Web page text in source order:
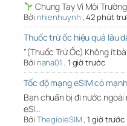
Chung Tay Vì Môi
Bởi nhienhuynh ,42 phút
Thuốc trừ ốc hiệu quả lâu
"(Thuốc Trừ Ốc) Không ít
Bởi nana01 , 1 giờ trước
Tốc độ mạng eSIM có
Bạn chuẩn bị đi nước
eSI…
Bởi ThegioieSIM,1 giờ trước